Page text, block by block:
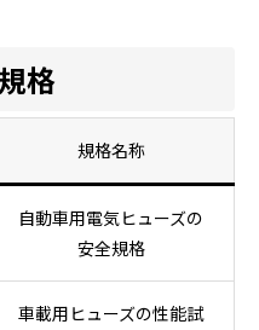
格
規格名称
自動車用電気ヒューズの
安全規格
車載用ヒューズの性能試